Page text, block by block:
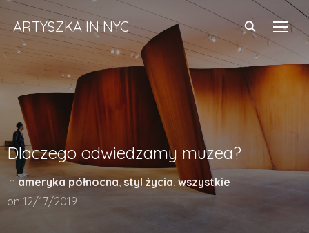
ARTYSZKA IN NYC
Dlaczego odwiedzamy muzea?
in ameryka północna,styl życia, wszystkie
on 12/17/2019